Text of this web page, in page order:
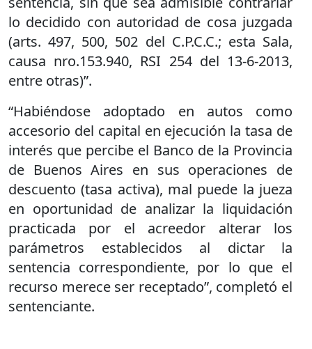
lo decidido con autoridad de cosa juzgada
(arts. 497, 500, 502 del C.P.C.C.; esta Sala,
causa nro.153.940, RSI 254 del 13-6-2013,
entre otras)”.
“Habiéndose adoptado en autos como
accesorio del capital en ejecución la tasa de
interés que percibe el Banco de la Provincia
de Buenos Aires en sus operaciones de
descuento (tasa activa), mal puede la jueza
en oportunidad de analizar la liquidación
practicada por el acreedor alterar los
parámetros establecidos al dictar la
sentencia correspondiente, por lo que el
recurso merece ser receptado”, completó el
sentenciante.